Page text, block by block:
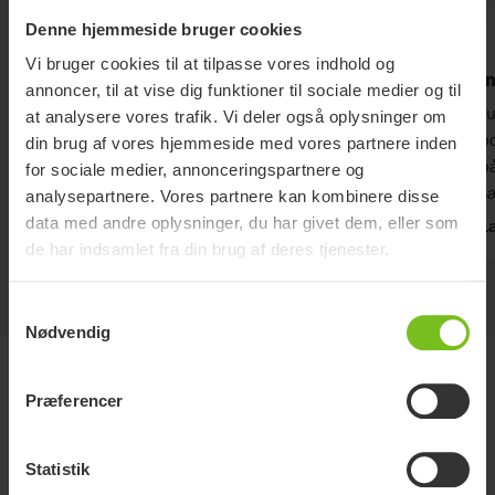
Denne hjemmeside bruger cookies
Vi bruger cookies til at tilpasse vores indhold og
annoncer, til at vise dig funktioner til sociale medier og til
at analysere vores trafik. Vi deler også oplysninger om
din brug af vores hjemmeside med vores partnere inden
for sociale medier, annonceringspartnere og
analysepartnere. Vores partnere kan kombinere disse
data med andre oplysninger, du har givet dem, eller som
de har indsamlet fra din brug af deres tjenester.
Nødvendig
Præferencer
Statistik
Forbedret oplevelse
Vingerne er designet til at bringe brugeren tættere
på genstande, hvilket letter rækkevidden og gør
forflytninger nemmere. Samtidig med giver de
enestående stabilitet, hvilket giver unge brugere
mulighed for at navigere i deres verden med større
selvtillid. De invendige rustfri stålkomponenter sikrer
Læs mere
Bagerste
Godkendt
til